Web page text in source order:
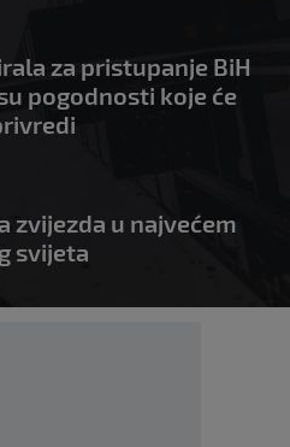
za pristupanje BiH
pogodnosti koje će
zvijezda u najvećem
svijeta